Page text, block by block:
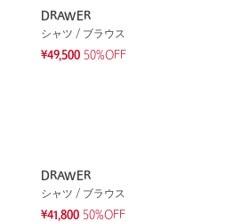
DRAWER
シャツ / ブラウス
¥49,500 50%OFF
DRAWER
シャツ / ブラウス
¥41,800 50%OFF